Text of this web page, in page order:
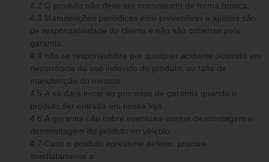
4.2 O produto não deve ser manuseado de forma brusca.
4.3 Manutenções periódicas e/ou preventivas e ajustes são
de responsabilidade do cliente e não são cobertas pela
garantia.
4.4 não se responsabiliza por qualquer acidente ocorrido em
decorrência do uso indevido do produto, ou falta de
manutenção do mesmo.
4.5 A só dará início ao processo de garantia quando o
produto der entrada em nossa loja.
4.6 A garantia não cobre eventuais custos de montagem e
desmontagem do produto no veículo.
4.7 Caso o produto apresente defeito, procure
imediatamente a .